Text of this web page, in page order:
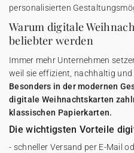
personalisierten
Warum digitale
beliebter werden
Immer mehr Unternehmen
weil sie effizient, nachhaltig und
Besonders in der modernen
digitale Weihnachtskarten
klassischen Papierkarten.
Die wichtigsten Vorteile
- schneller Versand per E-Mail